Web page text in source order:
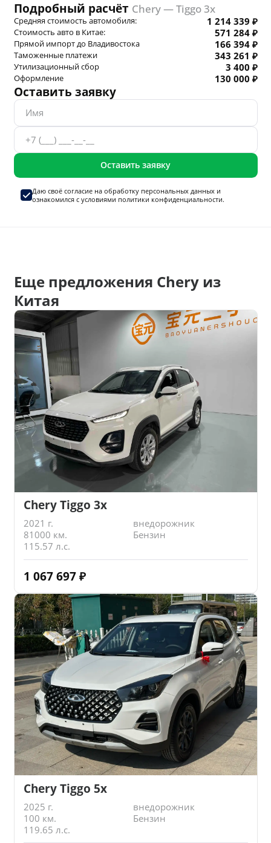
Подробный расчёт Chery — Tiggo 3x
Средняя стоимость автомобиля: 1 214 339 ₽
Стоимость авто в Китае: 571 284 ₽
Прямой импорт до Владивостока 166 394 ₽
Таможенные платежи 343 261 ₽
Утилизационный сбор 3 400 ₽
Оформление 130 000 ₽
Оставить заявку
Оставить заявку
Даю своё согласие на обработку персональных данныхи
ознакомился с условиями политики конфиденциальности.
Еще предложения Chery из
Китая
Chery Tiggo 3x
2021 г.
внедорожник
81000 км.
Бензин
115.57 л.с.
1 067 697 ₽
Chery Tiggo 5x
2025 г.
внедорожник
100 км.
Бензин
119.65 л.с.